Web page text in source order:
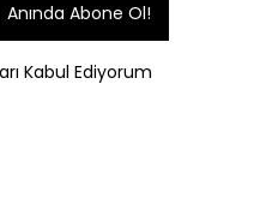
Anında Abone Ol!
Kabul Ediyorum